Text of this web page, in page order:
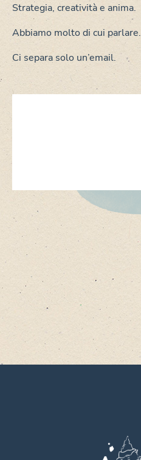
Strategia, creatività e anima.
Abbiamo molto di cui parlare.
Ci separa solo un’email.